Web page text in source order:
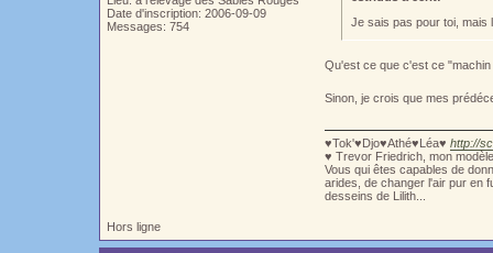
Date d'inscription: 2006-09-09
Messages: 754
Je sais pas pour toi, mais
Qu'est ce que c'est ce
Sinon, je crois que mes
♥Tok'♥Djo♥Athé♥Léa♥ http://
♥ Trevor Friedrich, mon
Vous qui êtes capables de
arides, de changer l'air pur en
desseins de Lilith...
Hors ligne